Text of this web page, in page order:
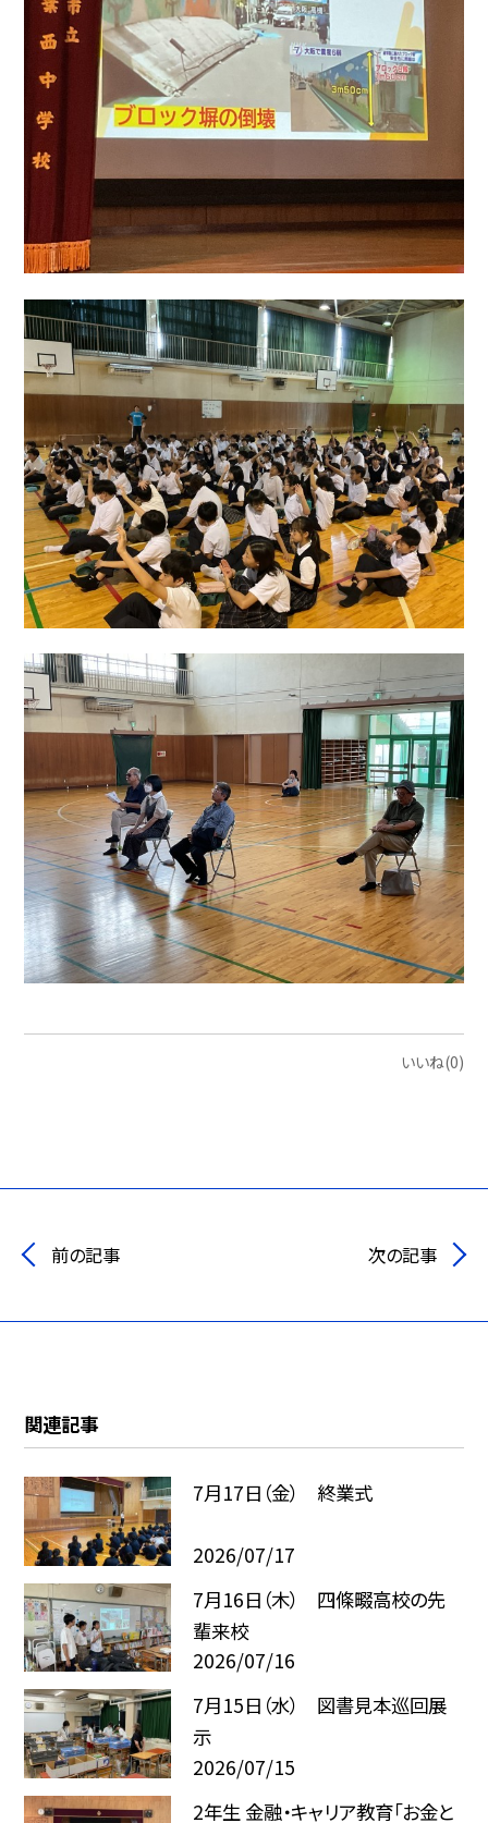
いいね(0)
前の記事 次の記事
関連記事
7月17日（金） 終業式
2026/07/17
7月16日（木） 四條畷高校の先
輩来校
2026/07/16
7月15日（水） 図書見本巡回展
示
2026/07/15
2年生 金融・キャリア教育「お金と